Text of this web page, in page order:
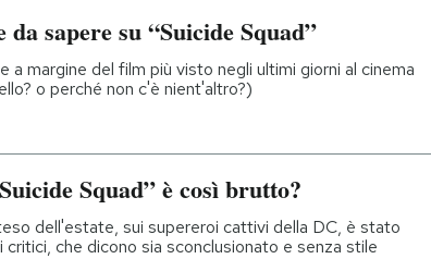
calcio 2026
da sapere su “Suicide Squad”
a margine del film più visto negli ultimi giorni al cinema
o perché non c'è nient'altro?)
Squad” è così brutto?
dell'estate, sui supereroi cattivi della DC, è stato
critici, che dicono sia sconclusionato e senza stile